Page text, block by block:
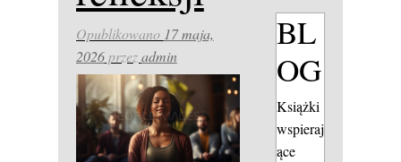
Opublikowano 17 maja,
2026przezadmin
BL
OG
Książki
wspieraj
ące